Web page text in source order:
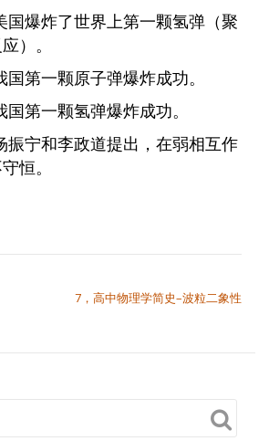
国爆炸了世界上第一颗氢弹（聚
）。
第一颗原子弹爆炸成功。
第一颗氢弹爆炸成功。
振宁和李政道提出，在弱相互作
恒。
7，高中物理学简史–波粒二象性